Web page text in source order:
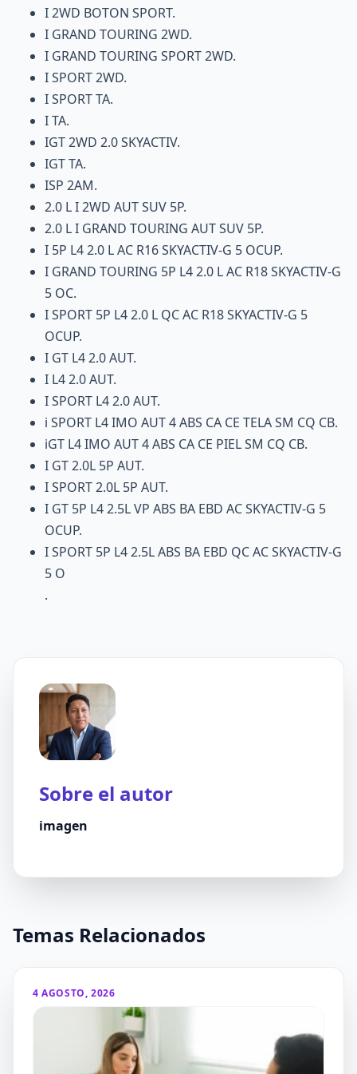
I 2WD BOTON SPORT.
I GRAND TOURING 2WD.
I GRAND TOURING SPORT 2WD.
I SPORT 2WD.
I SPORT TA.
I TA.
IGT 2WD 2.0 SKYACTIV.
IGT TA.
ISP 2AM.
2.0 L I 2WD AUT SUV 5P.
2.0 L I GRAND TOURING AUT SUV 5P.
I 5P L4 2.0 L AC R16 SKYACTIV-G 5 OCUP.
I GRAND TOURING 5P L4 2.0 L AC R18 SKYACTIV-G
5 OC.
I SPORT 5P L4 2.0 L QC AC R18 SKYACTIV-G 5
OCUP.
I GT L4 2.0 AUT.
I L4 2.0 AUT.
I SPORT L4 2.0 AUT.
i SPORT L4 IMO AUT 4 ABS CA CE TELA SM CQ CB.
iGT L4 IMO AUT 4 ABS CA CE PIEL SM CQ CB.
I GT 2.0L 5P AUT.
I SPORT 2.0L 5P AUT.
I GT 5P L4 2.5L VP ABS BA EBD AC SKYACTIV-G 5
OCUP.
I SPORT 5P L4 2.5L ABS BA EBD QC AC SKYACTIV-G
5 O
.
Sobre el autor
imagen
Temas Relacionados
4 AGOSTO, 2026